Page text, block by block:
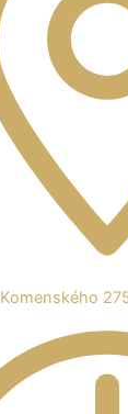
Komenského